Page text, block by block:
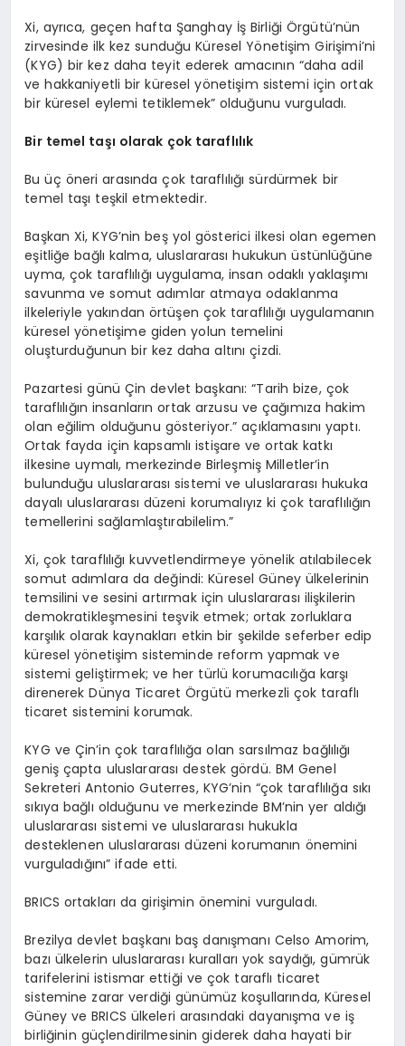
Xi, ayrıca, geçen hafta Şanghay İş Birliği Örgütü’nün
zirvesinde ilk kez sunduğu Küresel Yönetişim Girişimi’ni
(KYG) bir kez daha teyit ederek amacının “daha adil
ve hakkaniyetli bir küresel yönetişim sistemi için ortak
bir küresel eylemi tetiklemek” olduğunu vurguladı.
Bir temel taşı olarak çok taraflılık
Bu üç öneri arasında çok taraflılığı sürdürmek bir
temel taşı teşkil etmektedir.
Başkan Xi, KYG’nin beş yol gösterici ilkesi olan egemen
eşitliğe bağlı kalma, uluslararası hukukun üstünlüğüne
uyma, çok taraflılığı uygulama, insan odaklı yaklaşımı
savunma ve somut adımlar atmaya odaklanma
ilkeleriyle yakından örtüşen çok taraflılığı uygulamanın
küresel yönetişime giden yolun temelini
oluşturduğunun bir kez daha altını çizdi.
Pazartesi günü Çin devlet başkanı: “Tarih bize, çok
taraflılığın insanların ortak arzusu ve çağımıza hakim
olan eğilim olduğunu gösteriyor.” açıklamasını yaptı.
Ortak fayda için kapsamlı istişare ve ortak katkı
ilkesine uymalı, merkezinde Birleşmiş Milletler’in
bulunduğu uluslararası sistemi ve uluslararası hukuka
dayalı uluslararası düzeni korumalıyız ki çok taraflılığın
temellerini sağlamlaştırabilelim.”
Xi, çok taraflılığı kuvvetlendirmeye yönelik atılabilecek
somut adımlara da değindi: Küresel Güney ülkelerinin
temsilini ve sesini artırmak için uluslararası ilişkilerin
demokratikleşmesini teşvik etmek; ortak zorluklara
karşılık olarak kaynakları etkin bir şekilde seferber edip
küresel yönetişim sisteminde reform yapmak ve
sistemi geliştirmek; ve her türlü korumacılığa karşı
direnerek Dünya Ticaret Örgütü merkezli çok taraflı
ticaret sistemini korumak.
KYG ve Çin’in çok taraflılığa olan sarsılmaz bağlılığı
geniş çapta uluslararası destek gördü. BM Genel
Sekreteri Antonio Guterres, KYG’nin “çok taraflılığa sıkı
sıkıya bağlı olduğunu ve merkezinde BM’nin yer aldığı
uluslararası sistemi ve uluslararası hukukla
desteklenen uluslararası düzeni korumanın önemini
vurguladığını” ifade etti.
BRICS ortakları da girişimin önemini vurguladı.
Brezilya devlet başkanı baş danışmanı Celso Amorim,
bazı ülkelerin uluslararası kuralları yok saydığı, gümrük
tarifelerini istismar ettiği ve çok taraflı ticaret
sistemine zarar verdiği günümüz koşullarında, Küresel
Güney ve BRICS ülkeleri arasındaki dayanışma ve iş
birliğinin güçlendirilmesinin giderek daha hayati bir